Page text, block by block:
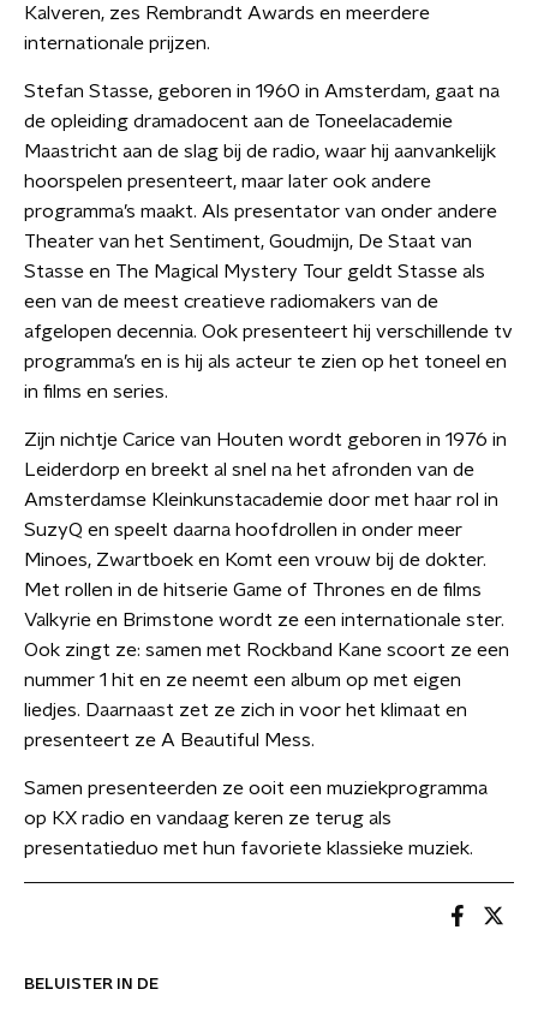
BELUISTER IN DE
Kalveren, zes Rembrandt Awards en meerdere
internationale prijzen.
Stefan Stasse, geboren in 1960 in Amsterdam, gaat na
de opleiding dramadocent aan de Toneelacademie
Maastricht aan de slag bij de radio, waar hij aanvankelijk
hoorspelen presenteert, maar later ook andere
programma’s maakt. Als presentator van onder andere
Theater van het Sentiment, Goudmijn, De Staat van
Stasse en The Magical Mystery Tour geldt Stasse als
een van de meest creatieve radiomakers van de
afgelopen decennia. Ook presenteert hij verschillende tv
programma’s en is hij als acteur te zien op het toneel en
in films en series.
Zijn nichtje Carice van Houten wordt geboren in 1976 in
Leiderdorp en breekt al snel na het afronden van de
Amsterdamse Kleinkunstacademie door met haar rol in
SuzyQ en speelt daarna hoofdrollen in onder meer
Minoes, Zwartboek en Komt een vrouw bij de dokter.
Met rollen in de hitserie Game of Thrones en de films
Valkyrie en Brimstone wordt ze een internationale ster.
Ook zingt ze: samen met Rockband Kane scoort ze een
nummer 1 hit en ze neemt een album op met eigen
liedjes. Daarnaast zet ze zich in voor het klimaat en
presenteert ze A Beautiful Mess.
Samen presenteerden ze ooit een muziekprogramma
op KX radio en vandaag keren ze terug als
presentatieduo met hun favoriete klassieke muziek.